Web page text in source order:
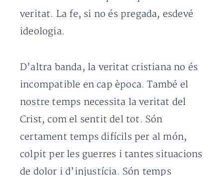
veritat. La fe, si no és pregada, esdevé
ideologia.
D’altra banda, la veritat cristiana no és
incompatible en cap època. També el
nostre temps necessita la veritat del
Crist, com el sentit del tot. Són
certament temps difícils per al món,
colpit per les guerres i tantes situacions
de dolor i d’injustícia. Són temps